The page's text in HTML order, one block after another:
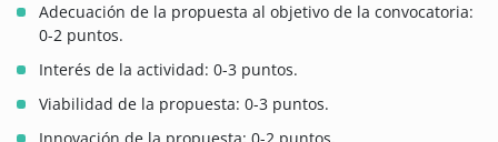
Adecuación de la propuesta al objetivo de la convocatoria:
0-2 puntos.
Interés de la actividad: 0-3 puntos.
Viabilidad de la propuesta: 0-3 puntos.